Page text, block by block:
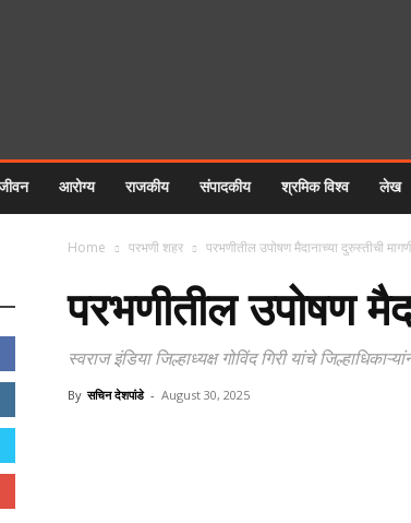
आरोग्य राजकीय संपादकीय श्रमिक विश्व लेख
Home परभणी शहर परभणीतील उपोषण मैदानाच्या दुरुस्तीची
परभणीतील उपोषण
स्वराज इंडिया जिल्हाध्यक्ष गोविंद गिरी यांचे
By सचिन देशपांडे - August 30, 2025